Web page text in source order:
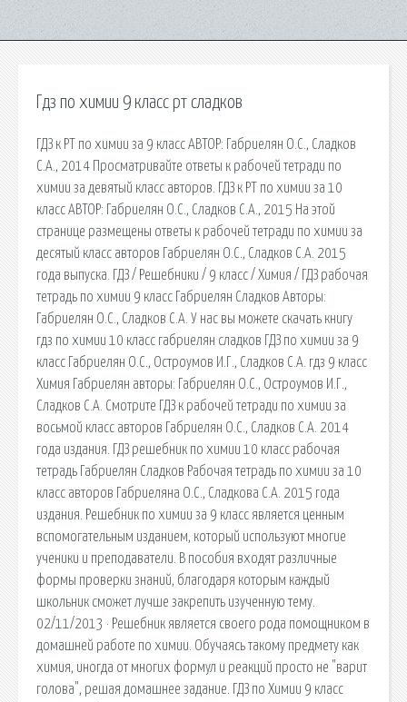
Гдз по химии 9 класс рт сладков
ГДЗ к РТ по химии за 9 класс АВТОР: Габриелян О.С., Сладков
С.А., 2014 Просматривайте ответы к рабочей тетради по
химии за девятый класс авторов. ГДЗ к РТ по химии за 10
класс АВТОР: Габриелян О.С., Сладков С.А., 2015 На этой
странице размещены ответы к рабочей тетради по химии за
десятый класс авторов Габриелян О.С., Сладков С.А. 2015
года выпуска. ГДЗ / Решебники / 9 класс / Химия / ГДЗ рабочая
тетрадь по химии 9 класс Габриелян Сладков Авторы:
Габриелян О.С., Сладков С.А. У нас вы можете скачать книгу
гдз по химии 10 класс габриелян сладков ГДЗ по химии за 9
класс Габриелян О.С., Остроумов И.Г., Сладков С.А. гдз 9 класс
Химия Габриелян авторы: Габриелян О.С., Остроумов И.Г.,
Сладков С.А. Смотрите ГДЗ к рабочей тетради по химии за
восьмой класс авторов Габриелян О.С., Сладков С.А. 2014
года издания. ГДЗ решебник по химии 10 класс рабочая
тетрадь Габриелян Сладков Рабочая тетрадь по химии за 10
класс авторов Габриеляна О.С., Сладкова С.А. 2015 года
издания. Решебник по химии за 9 класс является ценным
вспомогательным изданием, который используют многие
ученики и преподаватели. В пособия входят различные
формы проверки знаний, благодаря которым каждый
школьник сможет лучше закрепить изученную тему.
02/11/2013 · Решебник является своего рода помощником в
домашней работе по химии. Обучаясь такому предмету как
химия, иногда от многих формул и реакций просто не "варит
голова", решая домашнее задание. ГДЗ по Химии 9 класс